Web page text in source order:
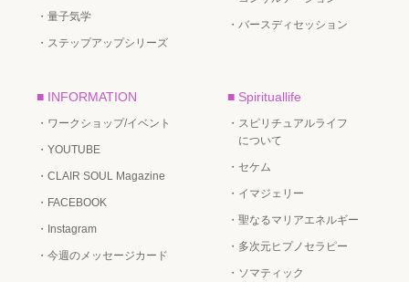
・量子気学
・ステップアップシリーズ
・バースディセッション
■ INFORMATION
・ワークショップ/イベント
・YOUTUBE
・CLAIR SOUL Magazine
・FACEBOOK
・Instagram
・今週のメッセージカード
■ Spirituallife
・スピリチュアルライフ
について
・セケム
・イマジェリー
・聖なるマリアエネルギー
・多次元ヒプノセラピー
・ソマティック